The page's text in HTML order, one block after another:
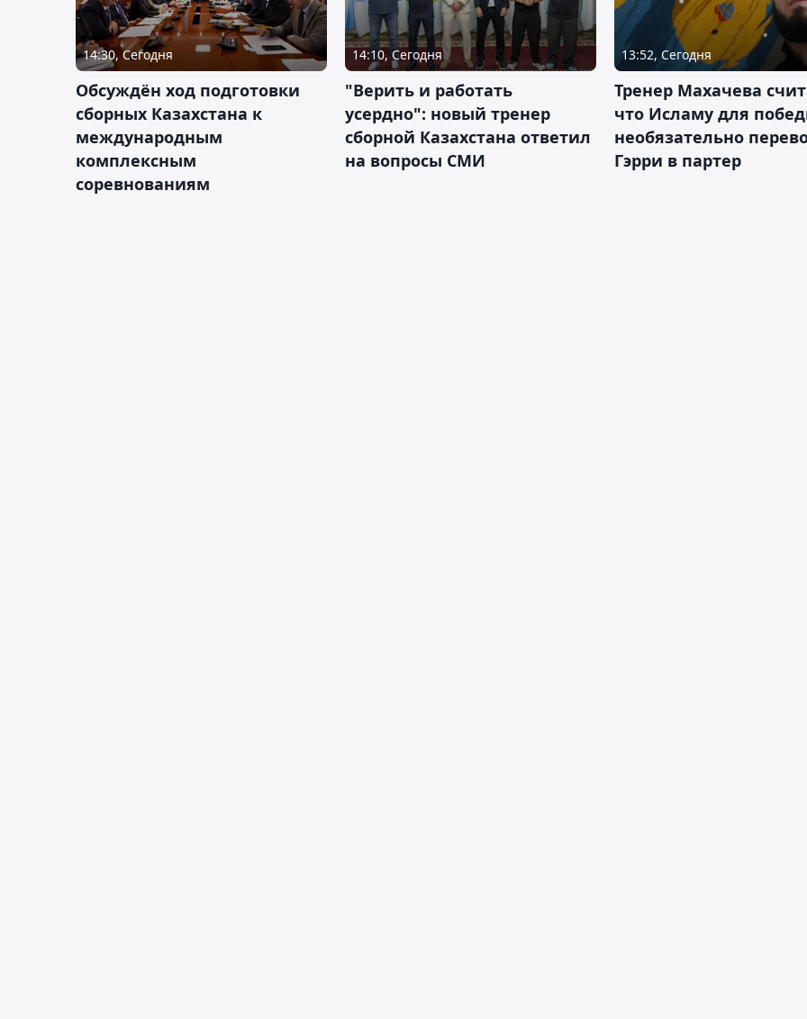
14:30, Сегодня
Обсуждён ход подготовки
сборных Казахстана к
международным
комплексным
соревнованиям
14:10, Сегодня
"Верить и работать
усердно": новый тренер
сборной Казахстана ответил
на вопросы СМИ
13:52, Сегодня
Тренер Махачева
что Исламу для
необязательно
Гэрри в партер